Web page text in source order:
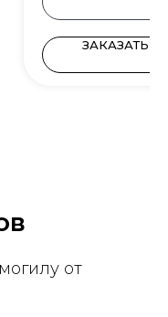
ЗАКАЗАТЬ
от